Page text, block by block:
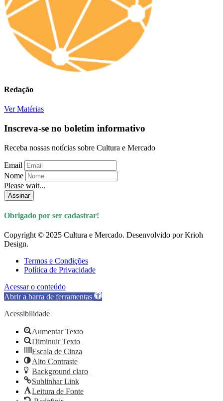
Redação
Ver Matérias
Inscreva-se no boletim informativo
Receba nossas notícias sobre Cultura e Mercado
Email
Nome
Please wait...
Assinar
Obrigado por ser cadastrar!
Copyright © 2025 Cultura e Mercado. Desenvolvido por Krioh
Design.
Termos e Condições
Política de Privacidade
Acessar o conteúdo
Abrir a barra de ferramentas
Acessibilidade
Aumentar Texto
Diminuir Texto
Escala de Cinza
Alto Contraste
Background claro
Sublinhar Link
Leitura de Fonte